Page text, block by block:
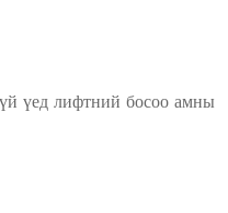
үед лифтний босоо амны